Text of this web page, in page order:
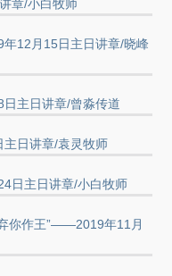
章/小白牧师
12月15日主日讲章/晓峰
主日讲章/曾淼传道
日讲章/袁灵牧师
日主日讲章/小白牧师
你作王”——2019年11月